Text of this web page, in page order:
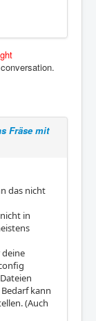
Fräse mit
das nicht
in
kann
(Auch